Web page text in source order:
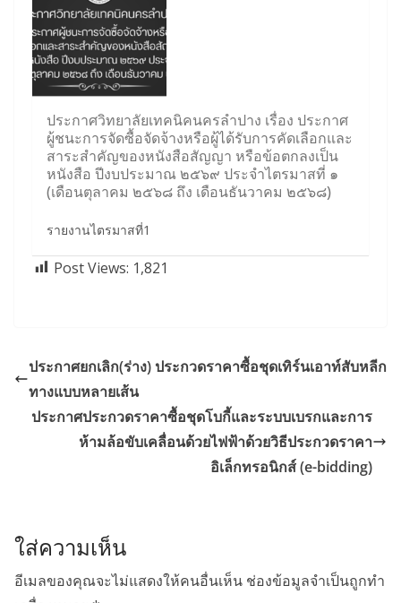
ประกาศวิทยาลัยเทคนิคนครลำปาง เรื่อง ประกาศ
ผู้ชนะการจัดซื้อจัดจ้างหรือผู้ได้รับการคัดเลือกและ
สาระสำคัญของหนังสือสัญญา หรือข้อตกลงเป็น
หนังสือ ปีงบประมาณ ๒๕๖๙ ประจำไตรมาสที่ ๑
(เดือนตุลาคม ๒๕๖๘ ถึง เดือนธันวาคม ๒๕๖๘)
รายงานไตรมาสที่1
Post Views: 1,821
ประกาศยกเลิก(ร่าง) ประกวดราคาซื้อชุดเทิร์นเอาท์สับหลีก
ทางแบบหลายเส้น
ประกาศประกวดราคาซื้อชุดโบกี้และระบบเบรกและการ
ห้ามล้อขับเคลื่อนด้วยไฟฟ้าด้วยวิธีประกวดราคา
อิเล็กทรอนิกส์ (e-bidding)
ใส่ความเห็น
อีเมลของคุณจะไม่แสดงให้คนอื่นเห็น ช่องข้อมูลจำเป็นถูกทำ